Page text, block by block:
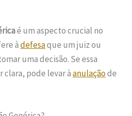
é um aspecto crucial no
àdefesaque um juiz ou
uma decisão. Se essa
clara, pode levar àanulaçãode